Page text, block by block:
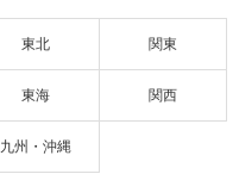
東北 関東
東海 関西
九州・沖縄